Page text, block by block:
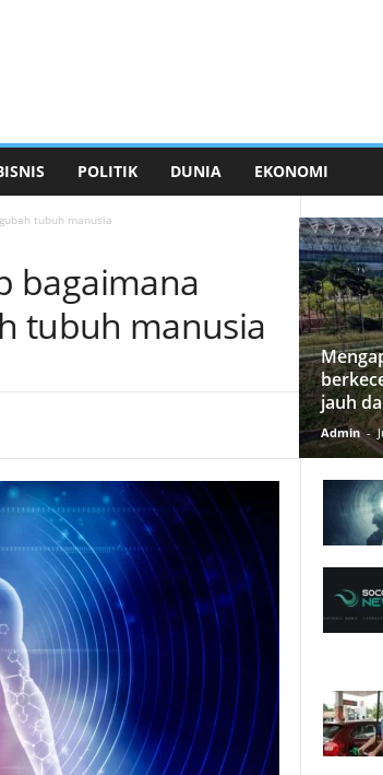
POLITIK DUNIA EKONOMI
tubuh manusia
bagaimana
tubuh manusia
jauh
Admin -